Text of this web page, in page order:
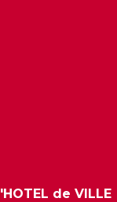
de VILLE